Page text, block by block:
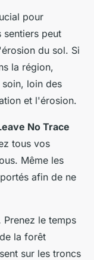
pour
sentiers peut
du sol. Si
la région,
loin des
et l'érosion.
No Trace
tous vos
Même les
afin de ne
le temps
la forêt
sur les troncs